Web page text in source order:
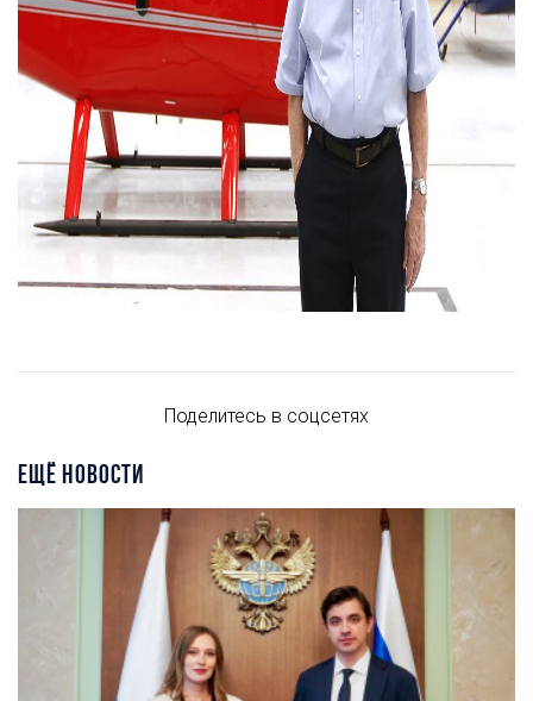
Поделитесь в соцсетях
ЕЩЁ НОВОСТИ